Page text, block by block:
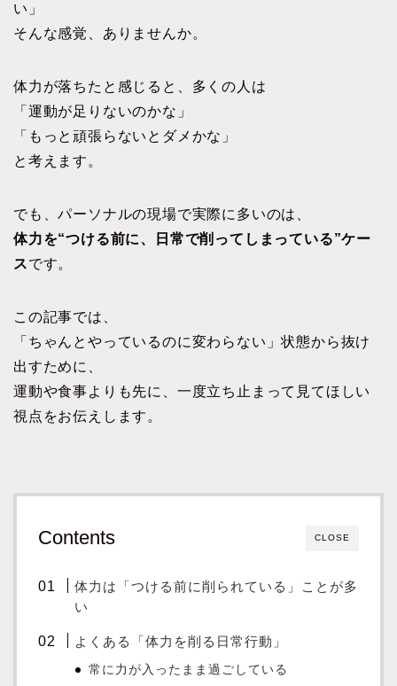
い」
そんな感覚、ありませんか。
体力が落ちたと感じると、多くの人は
「運動が足りないのかな」
「もっと頑張らないとダメかな」
と考えます。
でも、パーソナルの現場で実際に多いのは、
体力を“つける前に、日常で削ってしまっている”ケー
スです。
この記事では、
「ちゃんとやっているのに変わらない」状態から抜け
出すために、
運動や食事よりも先に、一度立ち止まって見てほしい
視点をお伝えします。
CLOSE
Contents
体力は「つける前に削られている」ことが多
い
よくある「体力を削る日常行動」
常に力が入ったまま過ごしている